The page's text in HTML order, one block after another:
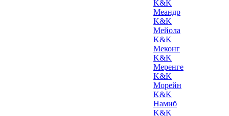
K&K
Меандр
K&K
Мейола
K&K
Меконг
K&K
Меренге
K&K
Морейн
K&K
Намиб
K&K